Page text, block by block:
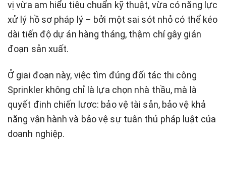
vị vừa am hiểu tiêu chuẩn kỹ thuật, vừa có năng lực
xử lý hồ sơ pháp lý – bởi một sai sót nhỏ có thể kéo
dài tiến độ dự án hàng tháng, thậm chí gây gián
đoạn sản xuất.
Ở giai đoạn này, việc tìm đúng đối tác thi công
Sprinkler không chỉ là lựa chọn nhà thầu, mà là
quyết định chiến lược: bảo vệ tài sản, bảo vệ khả
năng vận hành và bảo vệ sự tuân thủ pháp luật của
doanh nghiệp.